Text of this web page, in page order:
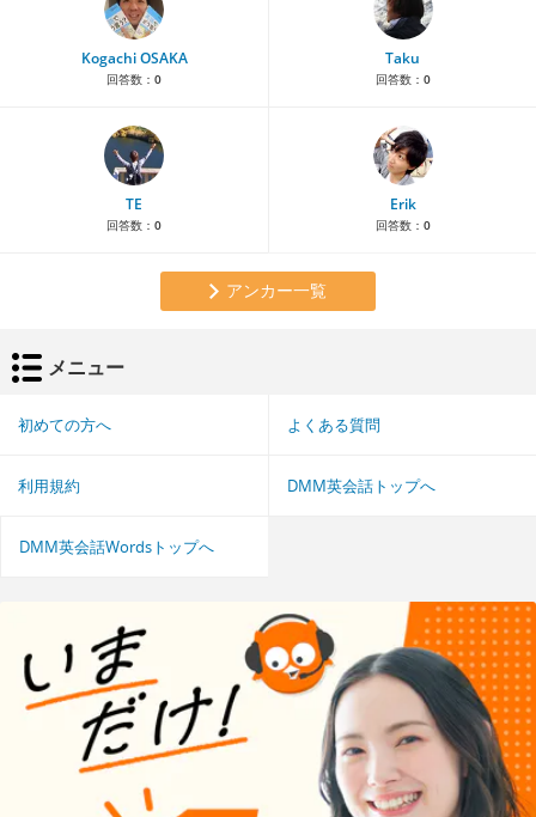
Kogachi OSAKA
回答数： 0
Taku
回答数： 0
TE
回答数： 0
Erik
回答数： 0
アンカー一覧
メニュー
初めての方へ よくある質問
利用規約 DMM英会話トップへ
DMM英会話Wordsトップへ